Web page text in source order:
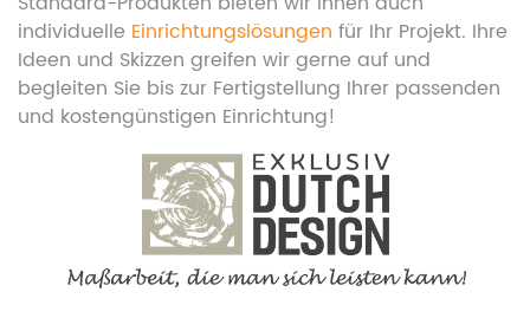
individuelle Einrichtungslösungen für Ihr Projekt. Ihre
Ideen und Skizzen greifen wir gerne auf und
begleiten Sie bis zur Fertigstellung Ihrer passenden
und kostengünstigen Einrichtung!